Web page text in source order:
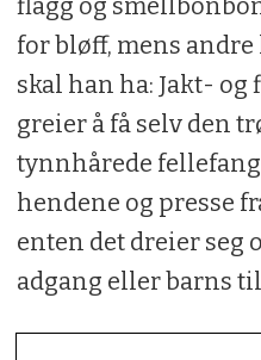
flagg og
for bløff, mens andre
skal han ha: Jakt-
greier å få selv den
tynnhårede
hendene og presse
enten det dreier seg
adgang eller barns